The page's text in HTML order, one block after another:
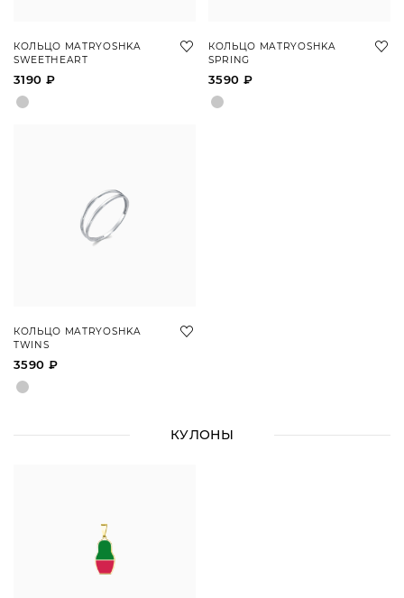
КОЛЬЦО MATRYOSHKA
SWEETHEART
3190 ₽
КОЛЬЦО MATRYOSHKA
SPRING
3590 ₽
КОЛЬЦО MATRYOSHKA
TWINS
3590 ₽
КУЛОНЫ